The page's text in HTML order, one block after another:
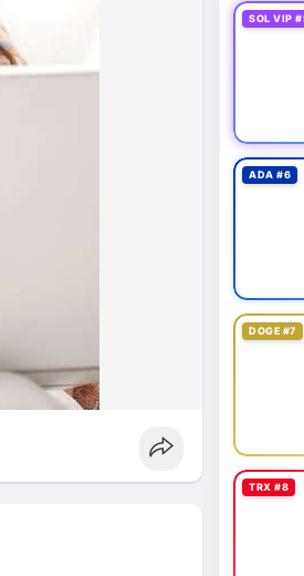
SOL VIP
ADA #6
DOGE #7
TRX #8